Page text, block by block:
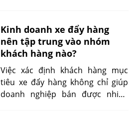
khách hàng công nghiệp không
chỉ giúp gia tăng doanh thu lặp lại
mà còn giảm chi phí tìm kiếm
khách hàng mới, tạo lợi thế cạnh
tranh và mở rộng cơ hội hợp tác
trong tương lai.
Kinh doanh xe đẩy hàng
nên tập trung vào nhóm
khách hàng nào?
Việc xác định khách hàng mục
tiêu xe đẩy hàng không chỉ giúp
doanh nghiệp bán được nhiều